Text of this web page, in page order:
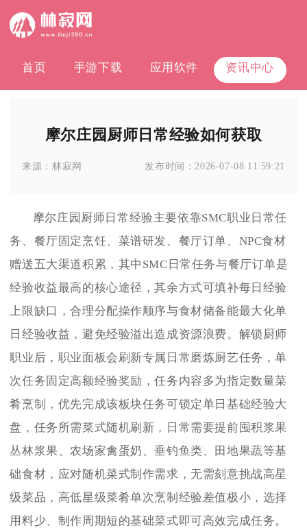
首页 手游下载 应用软件 资讯中心
摩尔庄园厨师日常经验如何获取
来源：林寂网 发布时间： 2026-07-08 11:59:21
摩尔庄园厨师日常经验主要依靠SMC职业日常任
务、餐厅固定烹饪、菜谱研发、餐厅订单、NPC食材
赠送五大渠道积累，其中SMC日常任务与餐厅订单是
经验收益最高的核心途径，其余方式可填补每日经验
上限缺口，合理分配操作顺序与食材储备能最大化单
日经验收益，避免经验溢出造成资源浪费。解锁厨师
职业后，职业面板会刷新专属日常磨炼厨艺任务，单
次任务固定高额经验奖励，任务内容多为指定数量菜
肴烹制，优先完成该板块任务可锁定单日基础经验大
盘，任务所需菜式随机刷新，日常需要提前囤积浆果
丛林浆果、农场家禽蛋奶、垂钓鱼类、田地果蔬等基
础食材，应对随机菜式制作需求，无需刻意挑战高星
级菜品，高低星级菜肴单次烹制经验差值极小，选择
用料少、制作周期短的基础菜式即可高效完成任务。